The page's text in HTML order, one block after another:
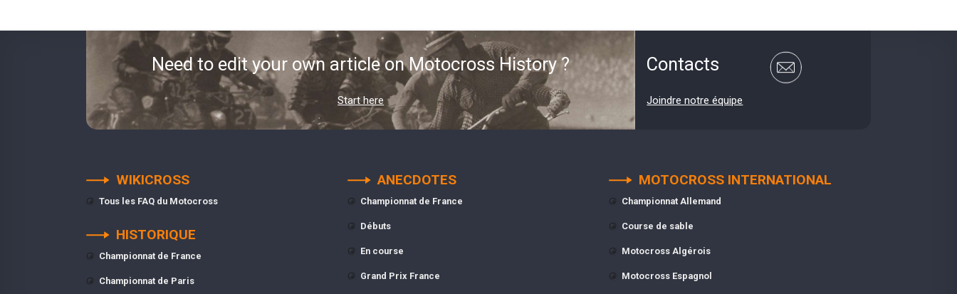
Need to edit your own article on Motocross History ?
Start here
Contacts
Joindre notre équipe
WIKICROSS
Tous les FAQ du Motocross
HISTORIQUE
Championnat de France
Championnat de Paris
ANECDOTES
Championnat de France
Débuts
En course
Grand Prix France
MOTOCROSS INTERNATIONAL
Championnat Allemand
Course de sable
Motocross Algérois
Motocross Espagnol